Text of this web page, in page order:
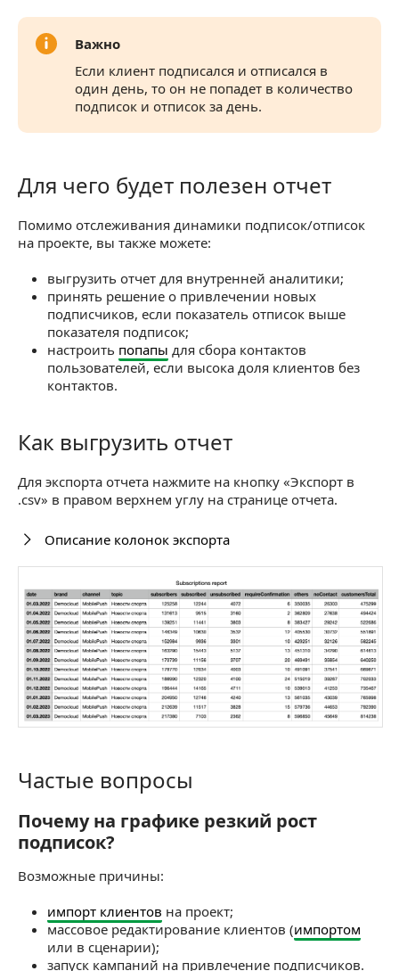
Важно
Если клиент подписался и отписался в
один день, то он не попадет в количество
подписок и отписок за день.
Для чего будет полезен отчет
Для чего будет полезен отчет
Помимо отслеживания динамики подписок/отписок
на проекте, вы также можете:
выгрузить отчет для внутренней аналитики;
принять решение о привлечении новых
подписчиков, если показатель отписок выше
показателя подписок;
настроить попапы для сбора контактов
пользователей, если высока доля клиентов без
контактов.
Как выгрузить отчет
Как выгрузить отчет
Для экспорта отчета нажмите на кнопку «Экспорт в
.csv» в правом верхнем углу на странице отчета.
Описание колонок экспорта
Частые вопросы
Частые вопросы
Почему на графике резкий рост подписок?
Почему на графике резкий рост
подписок?
Возможные причины:
импорт клиентов на проект;
массовое редактирование клиентов (импортом
или в сценарии);
запуск кампаний на привлечение подписчиков.